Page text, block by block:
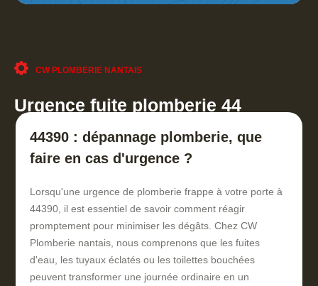
CW PLOMBERIE NANTAIS
Urgence fuite plomberie 44
44390 : dépannage plomberie, que
faire en cas d'urgence ?
Lorsqu'une urgence de plomberie frappe à votre porte à
44390, il est essentiel de savoir comment réagir
promptement pour minimiser les dégâts. Chez CW
Plomberie nantais, nous comprenons que les fuites
d'eau, les tuyaux éclatés ou les toilettes bouchées
peuvent transformer une journée ordinaire en un